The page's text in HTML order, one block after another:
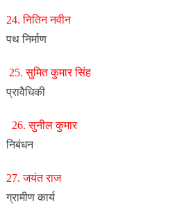
24. नितिन नवीन
पथ निर्माण
25. सुमित कुमार सिंह
–
प्रावैधिकी
26. सुनील कुमार
-मद्य
निबंधन
27. जयंत राज
ग्रामीण कार्य